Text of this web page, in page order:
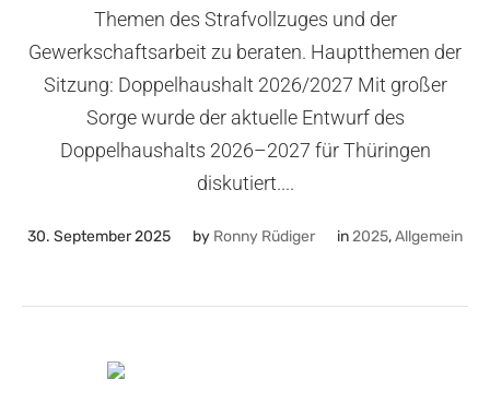
Themen des Strafvollzuges und der
Gewerkschaftsarbeit zu beraten. Hauptthemen der
Sitzung: Doppelhaushalt 2026/2027 Mit großer
Sorge wurde der aktuelle Entwurf des
Doppelhaushalts 2026–2027 für Thüringen
diskutiert....
30. September 2025 by Ronny Rüdiger in2025,Allgemein